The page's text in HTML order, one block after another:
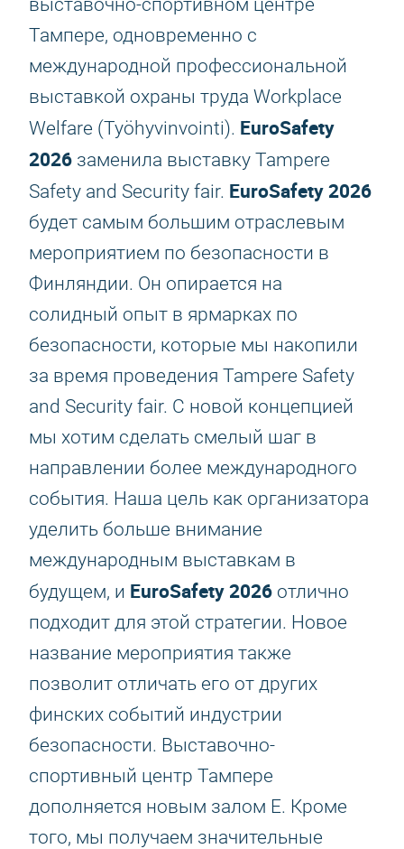
выставочно-спортивном центре
Тампере, одновременно с
международной профессиональной
выставкой охраны труда Workplace
Welfare (Työhyvinvointi). EuroSafety
2026 заменила выставку Tampere
Safety and Security fair. EuroSafety 2026
будет самым большим отраслевым
мероприятием по безопасности в
Финляндии. Он опирается на
солидный опыт в ярмарках по
безопасности, которые мы накопили
за время проведения Tampere Safety
and Security fair. С новой концепцией
мы хотим сделать смелый шаг в
направлении более международного
события. Наша цель как организатора
уделить больше внимание
международным выставкам в
будущем, и EuroSafety 2026 отлично
подходит для этой стратегии. Новое
название мероприятия также
позволит отличать его от других
финских событий индустрии
безопасности. Выставочно-
спортивный центр Тампере
дополняется новым залом E. Кроме
того, мы получаем значительные